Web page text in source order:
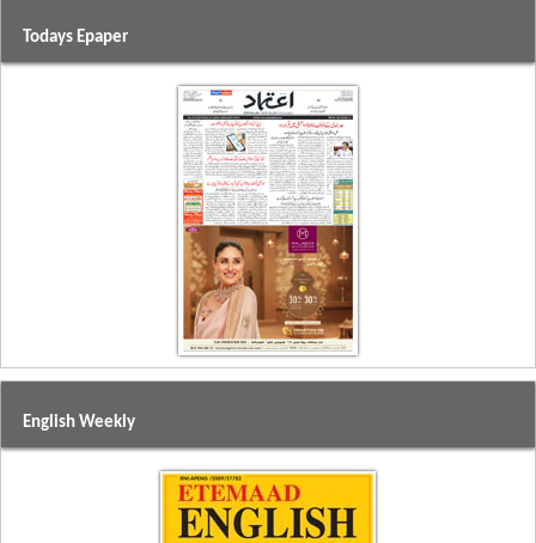
Todays Epaper
English Weekly